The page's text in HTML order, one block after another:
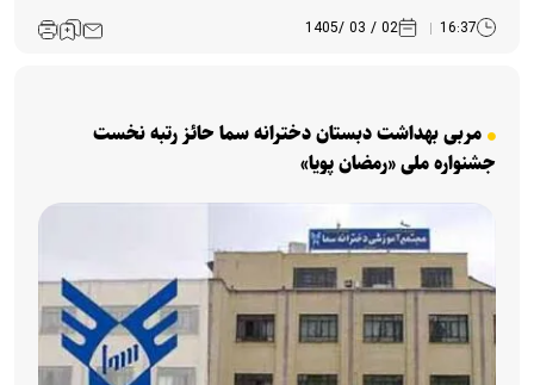
16:37
02 / 03 /1405
مربی بهداشت دبستان دخترانه سما حائز رتبه نخست
جشنواره ملی «رمضان پویا»